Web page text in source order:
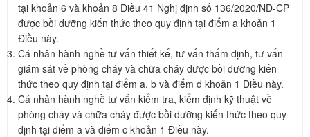
tại khoản 6 và khoản 8 Điều 41 Nghị định số 136/2020/NĐ-CP
được bồi dưỡng kiến thức theo quy định tại điểm a khoản 1
Điều này.
Cá nhân hành nghề tư vấn thiết kế, tư vấn thẩm định, tư vấn
giám sát về phòng cháy và chữa cháy được bồi dưỡng kiến
thức theo quy định tại điểm a, b và điểm d khoản 1 Điều này.
Cá nhân hành nghề tư vấn kiểm tra, kiểm định kỹ thuật về
phòng cháy và chữa cháy được bồi dưỡng kiến thức theo quy
định tại điểm a và điểm c khoản 1 Điều này.